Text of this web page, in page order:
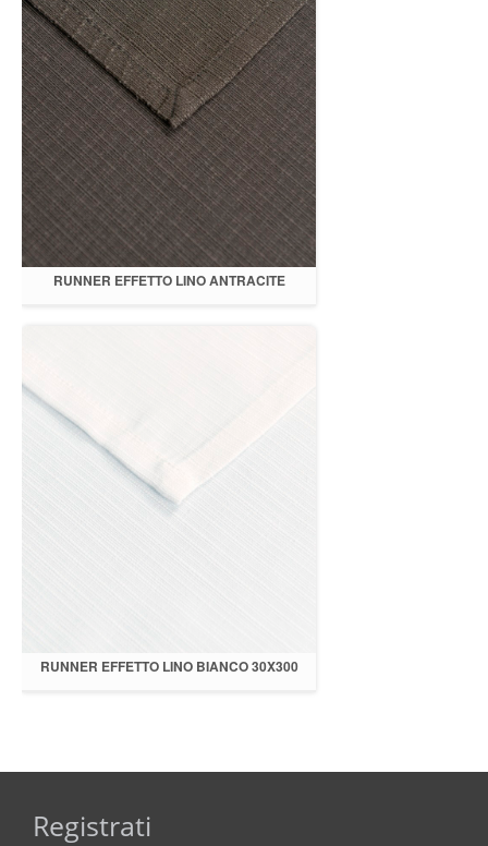
RUNNER EFFETTO LINO ANTRACITE
RUNNER EFFETTO LINO BIANCO 30X300
Registrati